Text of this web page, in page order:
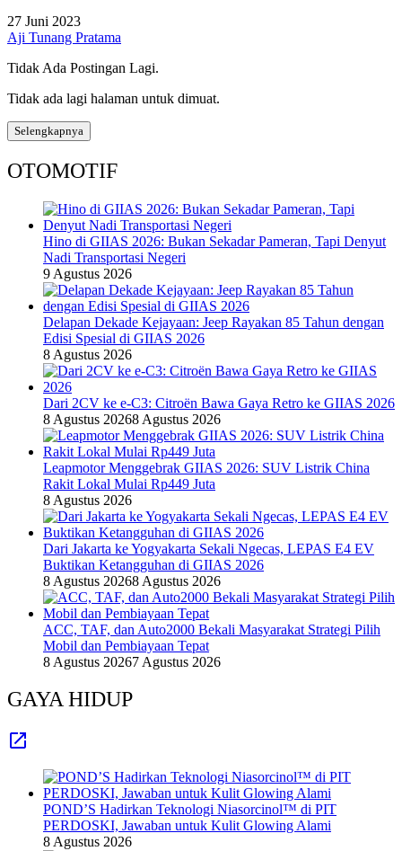
27 Juni 2023
Aji Tunang Pratama
Tidak Ada Postingan Lagi.
Tidak ada lagi halaman untuk dimuat.
Selengkapnya
OTOMOTIF
Hino di GIIAS 2026: Bukan Sekadar Pameran, Tapi Denyut
Nadi Transportasi Negeri
9 Agustus 2026
Delapan Dekade Kejayaan: Jeep Rayakan 85 Tahun dengan
Edisi Spesial di GIIAS 2026
8 Agustus 2026
Dari 2CV ke e-C3: Citroën Bawa Gaya Retro ke GIIAS 2026
8 Agustus 20268 Agustus 2026
Leapmotor Menggebrak GIIAS 2026: SUV Listrik China
Rakit Lokal Mulai Rp449 Juta
8 Agustus 2026
Dari Jakarta ke Yogyakarta Sekali Ngecas, LEPAS E4 EV
Buktikan Ketangguhan di GIIAS 2026
8 Agustus 20268 Agustus 2026
ACC, TAF, dan Auto2000 Bekali Masyarakat Strategi Pilih
Mobil dan Pembiayaan Tepat
8 Agustus 20267 Agustus 2026
GAYA HIDUP
POND’S Hadirkan Teknologi Niasorcinol™ di PIT
PERDOSKI, Jawaban untuk Kulit Glowing Alami
8 Agustus 2026